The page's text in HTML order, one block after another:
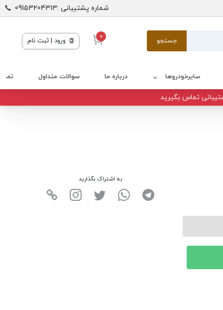
شماره پشتیبانی :09153204313
جستجو 0 ورود | ثبت نام
سایرخودروها درباره ما سوالات متداول
تماس بگیرید
به اشتراک بگذارید